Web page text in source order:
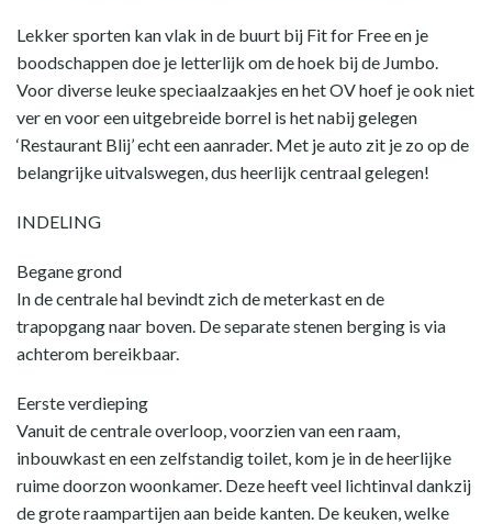
Lekker sporten kan vlak in de buurt bij Fit for Free en je
boodschappen doe je letterlijk om de hoek bij de Jumbo.
Voor diverse leuke speciaalzaakjes en het OV hoef je ook niet
ver en voor een uitgebreide borrel is het nabij gelegen
‘Restaurant Blij’ echt een aanrader. Met je auto zit je zo op de
belangrijke uitvalswegen, dus heerlijk centraal gelegen!
INDELING
Begane grond
In de centrale hal bevindt zich de meterkast en de
trapopgang naar boven. De separate stenen berging is via
achterom bereikbaar.
Eerste verdieping
Vanuit de centrale overloop, voorzien van een raam,
inbouwkast en een zelfstandig toilet, kom je in de heerlijke
ruime doorzon woonkamer. Deze heeft veel lichtinval dankzij
de grote raampartijen aan beide kanten. De keuken, welke